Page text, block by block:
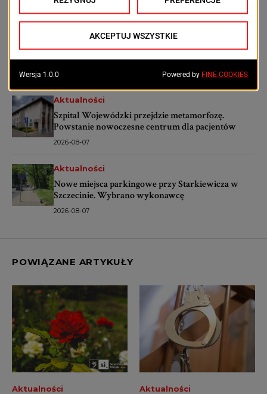
2026-08-09
Aktualności
Podrobione dokumenty i setki tysięcy złotych. 31-
latek miał oszukiwać banki
2026-08-08
Aktualności
Szpital Wojewódzki przejdzie metamorfozę.
Powstanie nowoczesne centrum dla pacjentów
2026-08-07
Aktualności
Nowe miejsca parkingowe przy Starkiewicza w
Szczecinie. Wybrano wykonawcę
2026-08-07
POWIĄZANE ARTYKUŁY
Aktualności Aktualności